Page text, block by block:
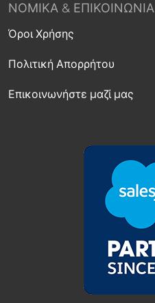
ΝΟΜΙΚΆ & ΕΠΙΚΟΙΝΩΝΊΑ
Όροι Χρήσης
Πολιτική Απορρήτου
Επικοινωνήστε μαζί μας